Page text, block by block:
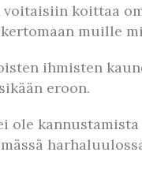
koittaa
muille
ihmisten
eroon.
ole